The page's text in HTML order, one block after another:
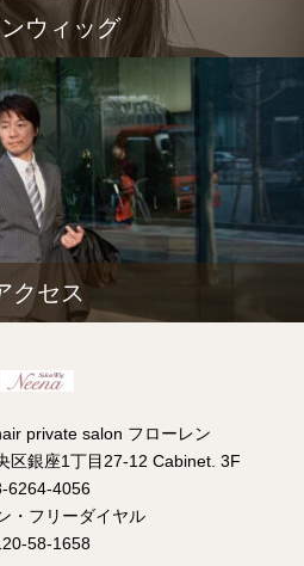
ウィッグ
クセス
private salon フローレン
区銀座1丁目27-12 Cabinet. 3F
6264-4056
・フリーダイヤル
58-1658